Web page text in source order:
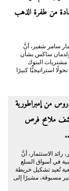
من طفرة الذهب
سامر شقير، أنَّ
ساكس بشأن
البنوك
60 طنًا شهريًّا خلال عام 2026 تعكس تحولًا استراتيجيًّا كبيرًا
من إمبراطورية
ملامح فرص
رائد الاستثمار، أنَّ
في أسواق السلع
تُعيد تشكيل خريطة
مسبوقة، مشيرًا إلى